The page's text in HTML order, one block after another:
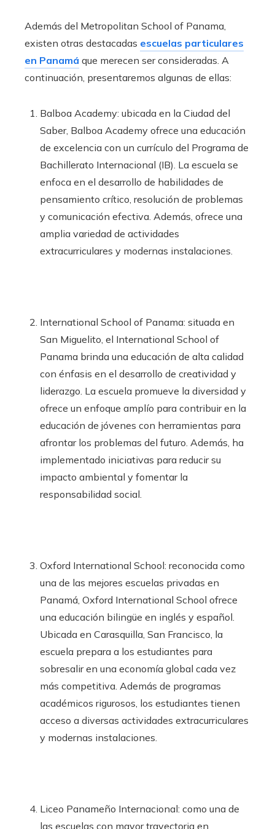
Además del Metropolitan School of Panama,
existen otras destacadas escuelas particulares
en Panamá que merecen ser consideradas. A
continuación, presentaremos algunas de ellas:
Balboa Academy: ubicada en la Ciudad del
Saber, Balboa Academy ofrece una educación
de excelencia con un currículo del Programa de
Bachillerato Internacional (IB). La escuela se
enfoca en el desarrollo de habilidades de
pensamiento crítico, resolución de problemas
y comunicación efectiva. Además, ofrece una
amplia variedad de actividades
extracurriculares y modernas instalaciones.
International School of Panama: situada en
San Miguelito, el International School of
Panama brinda una educación de alta calidad
con énfasis en el desarrollo de creatividad y
liderazgo. La escuela promueve la diversidad y
ofrece un enfoque amplío para contribuir en la
educación de jóvenes con herramientas para
afrontar los problemas del futuro. Además, ha
implementado iniciativas para reducir su
impacto ambiental y fomentar la
responsabilidad social.
Oxford International School: reconocida como
una de las mejores escuelas privadas en
Panamá, Oxford International School ofrece
una educación bilingüe en inglés y español.
Ubicada en Carasquilla, San Francisco, la
escuela prepara a los estudiantes para
sobresalir en una economía global cada vez
más competitiva. Además de programas
académicos rigurosos, los estudiantes tienen
acceso a diversas actividades extracurriculares
y modernas instalaciones.
Liceo Panameño Internacional: como una de
las escuelas con mayor trayectoria en